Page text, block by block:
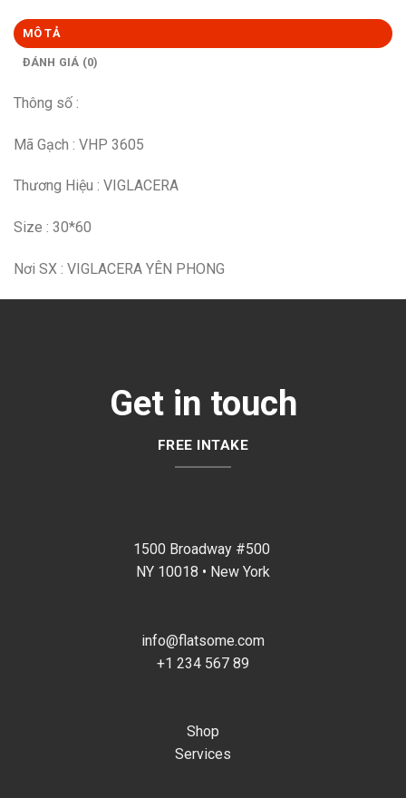
MÔ TẢ
ĐÁNH GIÁ (0)
Thông số :
Mã Gạch : VHP 3605
Thương Hiệu : VIGLACERA
Size : 30*60
Nơi SX : VIGLACERA YÊN PHONG
Get in touch
FREE INTAKE
1500 Broadway #500
NY 10018 • New York
info@flatsome.com
+1 234 567 89
Shop
Services